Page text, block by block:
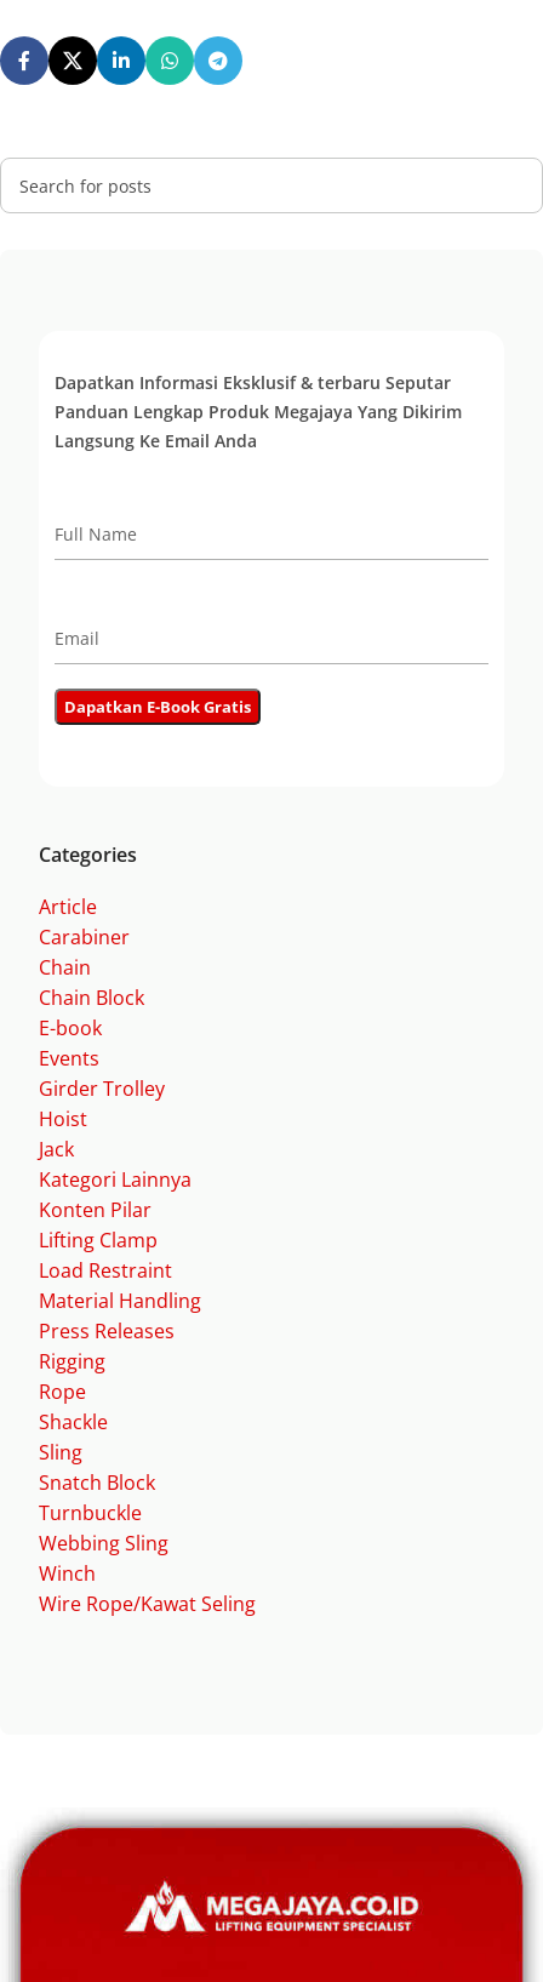
Dapatkan Informasi Eksklusif & terbaru Seputar
Panduan Lengkap Produk Megajaya Yang Dikirim
Langsung Ke Email Anda
Categories
Article
Carabiner
Chain
Chain Block
E-book
Events
Girder Trolley
Hoist
Jack
Kategori Lainnya
Konten Pilar
Lifting Clamp
Load Restraint
Material Handling
Press Releases
Rigging
Rope
Shackle
Sling
Snatch Block
Turnbuckle
Webbing Sling
Winch
Wire Rope/Kawat Seling